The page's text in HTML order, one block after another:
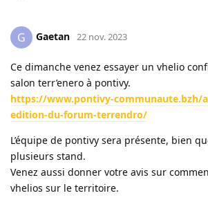
G Gaetan 22 nov. 2023
Ce dimanche venez essayer un vhelio
salon terr’enero à pontivy.
https://www.pontivy-communaute.bzh/
edition-du-forum-terrendro/
L’équipe de pontivy sera présente, bien
plusieurs stand.
Venez aussi donner votre avis sur
vhelios sur le territoire.